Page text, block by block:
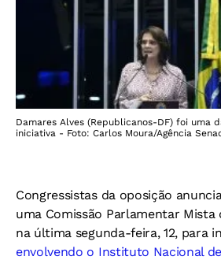
Damares Alves (Republicanos-DF) foi uma
iniciativa - Foto: Carlos Moura/Agência
Congressistas da oposição
uma Comissão Parlamentar Mista
na última segunda-feira, 12, para
envolvendo o Instituto Nacional